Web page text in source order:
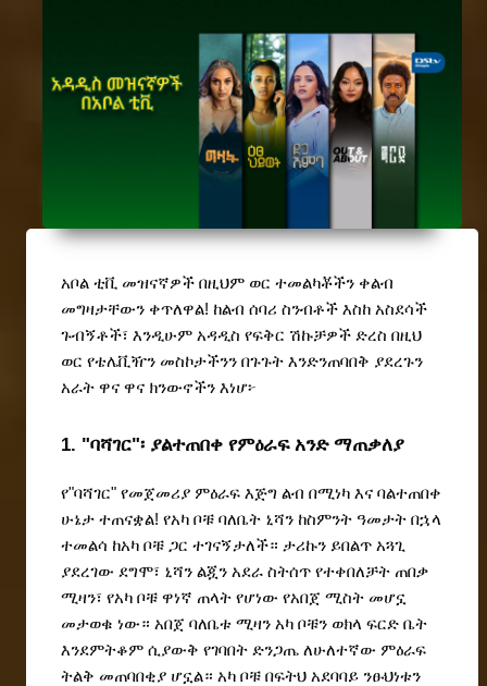
አቦል ቲቪ መዝናኛዎች በዚህም ወር ተመልካቾችን ቀልብ
መግዛታቸውን ቀጥለዋል! ከልብ ሰባሪ ስንብቶች እስከ አስደሳች
ጉብኝቶች፣ እንዲሁም አዳዲስ የፍቅር ሽኩቻዎች ድረስ በዚህ
ወር የቴሌቪዥን መስኮታችንን በጉጉት እንድንጠባበቅ ያደረጉን
አራት ዋና ዋና ክንውኖችን እነሆ፦
1. "ባሻገር"፡ ያልተጠበቀ የምዕራፍ አንድ ማጠቃለያ
የ"ባሻገር" የመጀመሪያ ምዕራፍ እጅግ ልብ በሚነካ እና ባልተጠበቀ
ሁኔታ ተጠናቋል! የአካ ቦቹ ባለቤት ኒሻን ከስምንት ዓመታት በኋላ
ተመልሳ ከአካ ቦቹ ጋር ተገናኝታለች። ታሪኩን ይበልጥ አጓጊ
ያደረገው ደግሞ፣ ኒሻን ልጇን አደራ ስትሰጥ የተቀበለቻት ጠበቃ
ሚዛን፣ የአካ ቦቹ ዋነኛ ጠላት የሆነው የአበጀ ሚስት መሆኗ
መታወቁ ነው። አበጀ ባለቤቱ ሚዛን አካ ቦቹን ወክላ ፍርድ ቤት
እንደምትቆም ሲያውቅ የገባበት ድንጋጤ ለሁለተኛው ምዕራፍ
ትልቅ መጠባበቂያ ሆኗል። አካ ቦቹ በፍትህ አደባባይ ንፁህነቱን